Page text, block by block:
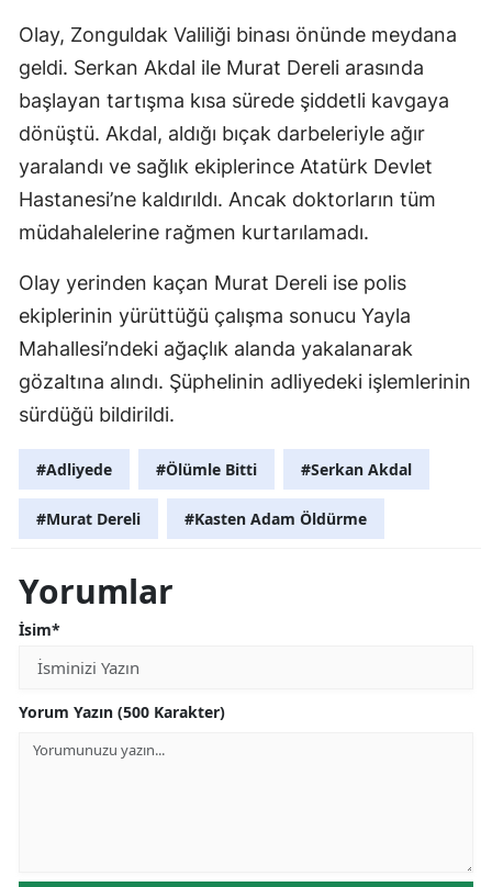
Olay, Zonguldak Valiliği binası önünde meydana
geldi. Serkan Akdal ile Murat Dereli arasında
başlayan tartışma kısa sürede şiddetli kavgaya
dönüştü. Akdal, aldığı bıçak darbeleriyle ağır
yaralandı ve sağlık ekiplerince Atatürk Devlet
Hastanesi’ne kaldırıldı. Ancak doktorların tüm
müdahalelerine rağmen kurtarılamadı.
Olay yerinden kaçan Murat Dereli ise polis
ekiplerinin yürüttüğü çalışma sonucu Yayla
Mahallesi’ndeki ağaçlık alanda yakalanarak
gözaltına alındı. Şüphelinin adliyedeki işlemlerinin
sürdüğü bildirildi.
#Adliyede #Ölümle Bitti #Serkan Akdal
#Murat Dereli #Kasten Adam Öldürme
Yorumlar
İsim*
Yorum Yazın (500 Karakter)